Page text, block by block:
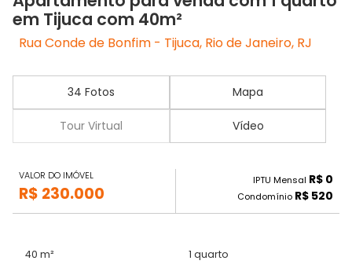
em Tijuca com 40m²
Rua Conde de Bonfim - Tijuca, Rio de Janeiro, RJ
34 Fotos Mapa
Tour Virtual Vídeo
VALOR DO IMÓVEL
R$ 230.000
IPTU Mensal R$ 0
Condomínio R$ 520
40 m² 1 quarto